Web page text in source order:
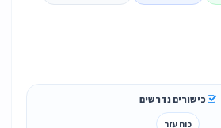
כישורים נדרשים
כוח עזר